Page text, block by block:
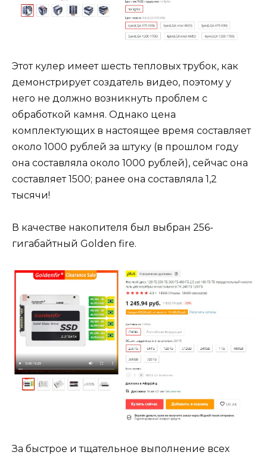
Этот кулер имеет шесть тепловых трубок, как
демонстрирует создатель видео, поэтому у
него не должно возникнуть проблем с
обработкой камня. Однако цена
комплектующих в настоящее время составляет
около 1000 рублей за штуку (в прошлом году
она составляла около 1000 рублей), сейчас она
составляет 1500; ранее она составляла 1,2
тысячи!
В качестве накопителя был выбран 256-
гигабайтный Golden fire.
За быстрое и тщательное выполнение всех